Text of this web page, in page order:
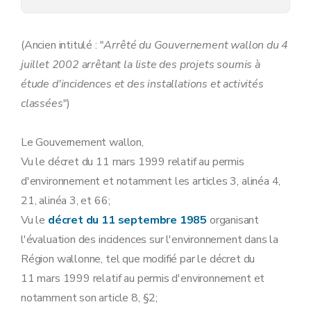
(Ancien intitulé : "Arrêté du Gouvernement wallon du 4
juillet 2002 arrêtant la liste des projets soumis à
étude d'incidences et des installations et activités
classées")
Le Gouvernement wallon,
Vu le décret du 11 mars 1999 relatif au permis
d'environnement et notamment les articles 3, alinéa 4,
21, alinéa 3, et 66;
Vu le décret du 11 septembre 1985 organisant
l'évaluation des incidences sur l'environnement dans la
Région wallonne, tel que modifié par le décret du
11 mars 1999 relatif au permis d'environnement et
notamment son article 8, §2;